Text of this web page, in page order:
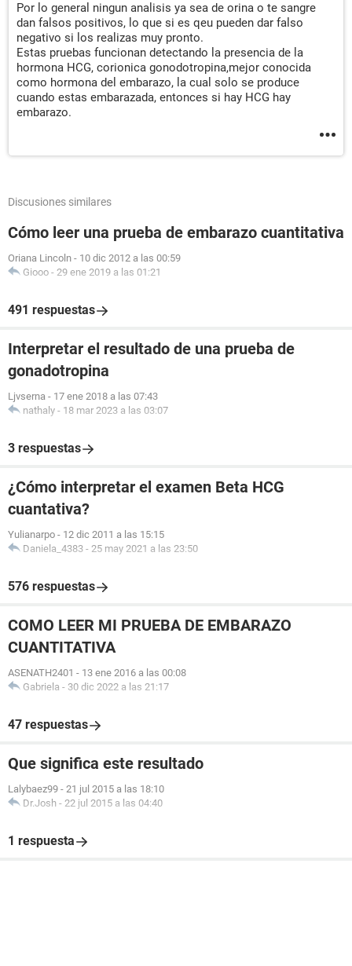
Por lo general ningun analisis ya sea de orina o te sangre
dan falsos positivos, lo que si es qeu pueden dar falso
negativo si los realizas muy pronto.
Estas pruebas funcionan detectando la presencia de la
hormona HCG, corionica gonodotropina,mejor conocida
como hormona del embarazo, la cual solo se produce
cuando estas embarazada, entonces si hay HCG hay
embarazo.
Discusiones similares
Cómo leer una prueba de embarazo cuantitativa
Oriana Lincoln - 10 dic 2012 a las 00:59
Giooo - 29 ene 2019 a las 01:21
491 respuestas
Interpretar el resultado de una prueba de
gonadotropina
Ljvserna - 17 ene 2018 a las 07:43
nathaly - 18 mar 2023 a las 03:07
3 respuestas
¿Cómo interpretar el examen Beta HCG
cuantativa?
Yulianarpo - 12 dic 2011 a las 15:15
Daniela_4383 - 25 may 2021 a las 23:50
576 respuestas
COMO LEER MI PRUEBA DE EMBARAZO
CUANTITATIVA
ASENATH2401 - 13 ene 2016 a las 00:08
Gabriela - 30 dic 2022 a las 21:17
47 respuestas
Que significa este resultado
Lalybaez99 - 21 jul 2015 a las 18:10
Dr.Josh - 22 jul 2015 a las 04:40
1 respuesta